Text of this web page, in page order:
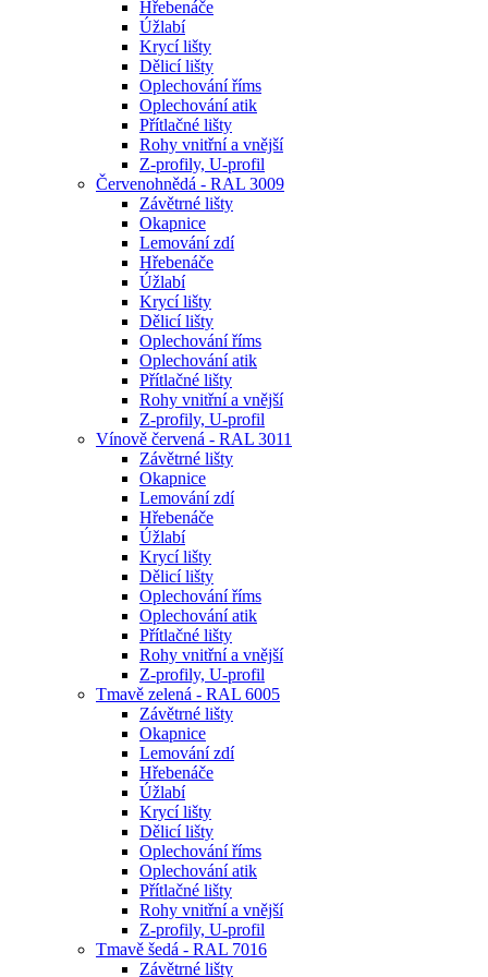
Hřebenáče
Úžlabí
Krycí lišty
Dělicí lišty
Oplechování říms
Oplechování atik
Přítlačné lišty
Rohy vnitřní a vnější
Z-profily, U-profil
Červenohnědá - RAL 3009
Závětrné lišty
Okapnice
Lemování zdí
Hřebenáče
Úžlabí
Krycí lišty
Dělicí lišty
Oplechování říms
Oplechování atik
Přítlačné lišty
Rohy vnitřní a vnější
Z-profily, U-profil
Vínově červená - RAL 3011
Závětrné lišty
Okapnice
Lemování zdí
Hřebenáče
Úžlabí
Krycí lišty
Dělicí lišty
Oplechování říms
Oplechování atik
Přítlačné lišty
Rohy vnitřní a vnější
Z-profily, U-profil
Tmavě zelená - RAL 6005
Závětrné lišty
Okapnice
Lemování zdí
Hřebenáče
Úžlabí
Krycí lišty
Dělicí lišty
Oplechování říms
Oplechování atik
Přítlačné lišty
Rohy vnitřní a vnější
Z-profily, U-profil
Tmavě šedá - RAL 7016
Závětrné lišty